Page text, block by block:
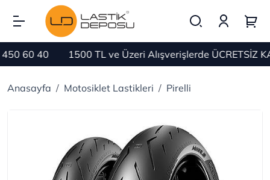
60 40 1500 TL ve Üzeri Alışverişlerde ÜCRETSİZ
Anasayfa Motosiklet Lastikleri Pirelli